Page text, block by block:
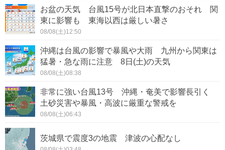
お盆の天気 台風15号が北日本直撃のおそれ 関
東に影響も 東海以西は厳しい暑さ
08/08(土)12:50
沖縄は台風の影響で暴風や大雨 九州から関東は
猛暑・急な雨に注意 8日(土)の天気
08/08(土)08:38
非常に強い台風13号 沖縄・奄美で影響長引く
土砂災害や暴風・高波に厳重な警戒を
08/08(土)06:43
茨城県で震度3の地震 津波の心配なし